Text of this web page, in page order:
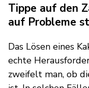
Tippe auf den
auf Probleme
Das Lösen eines
echte
zweifelt man, ob